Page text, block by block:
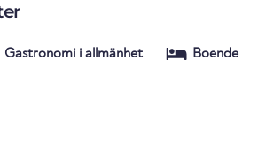
Gastronomi i allmänhet Boende